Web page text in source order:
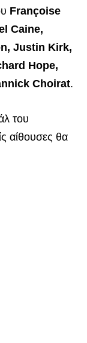
Françoise
Caine,
Justin Kirk,
Hope,
Choirat.
του
αίθουσες θα